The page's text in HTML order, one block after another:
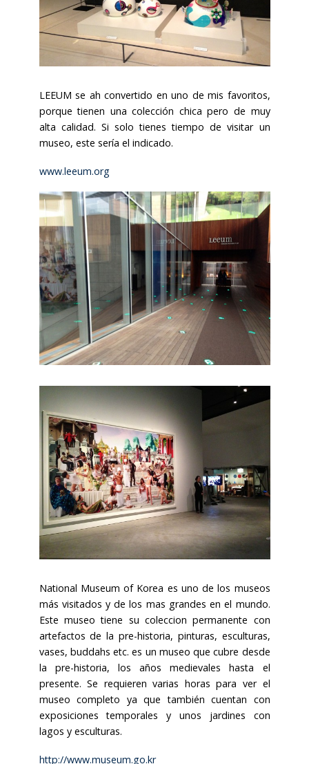
LEEUM se ah convertido en uno de mis favoritos,
porque tienen una colección chica pero de muy
alta calidad. Si solo tienes tiempo de visitar un
museo, este sería el indicado.
www.leeum.org
National Museum of Korea es uno de los museos
más visitados y de los mas grandes en el mundo.
Este museo tiene su coleccion permanente con
artefactos de la pre-historia, pinturas, esculturas,
vases, buddahs etc. es un museo que cubre desde
la pre-historia, los años medievales hasta el
presente. Se requieren varias horas para ver el
museo completo ya que también cuentan con
exposiciones temporales y unos jardines con
lagos y esculturas.
http://www.museum.go.kr